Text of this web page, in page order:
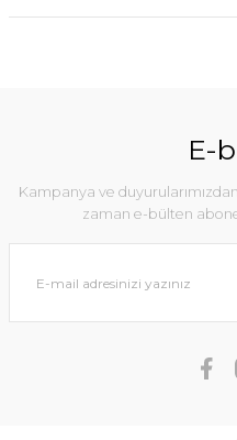
E-
Kampanya ve
zaman e-bülten